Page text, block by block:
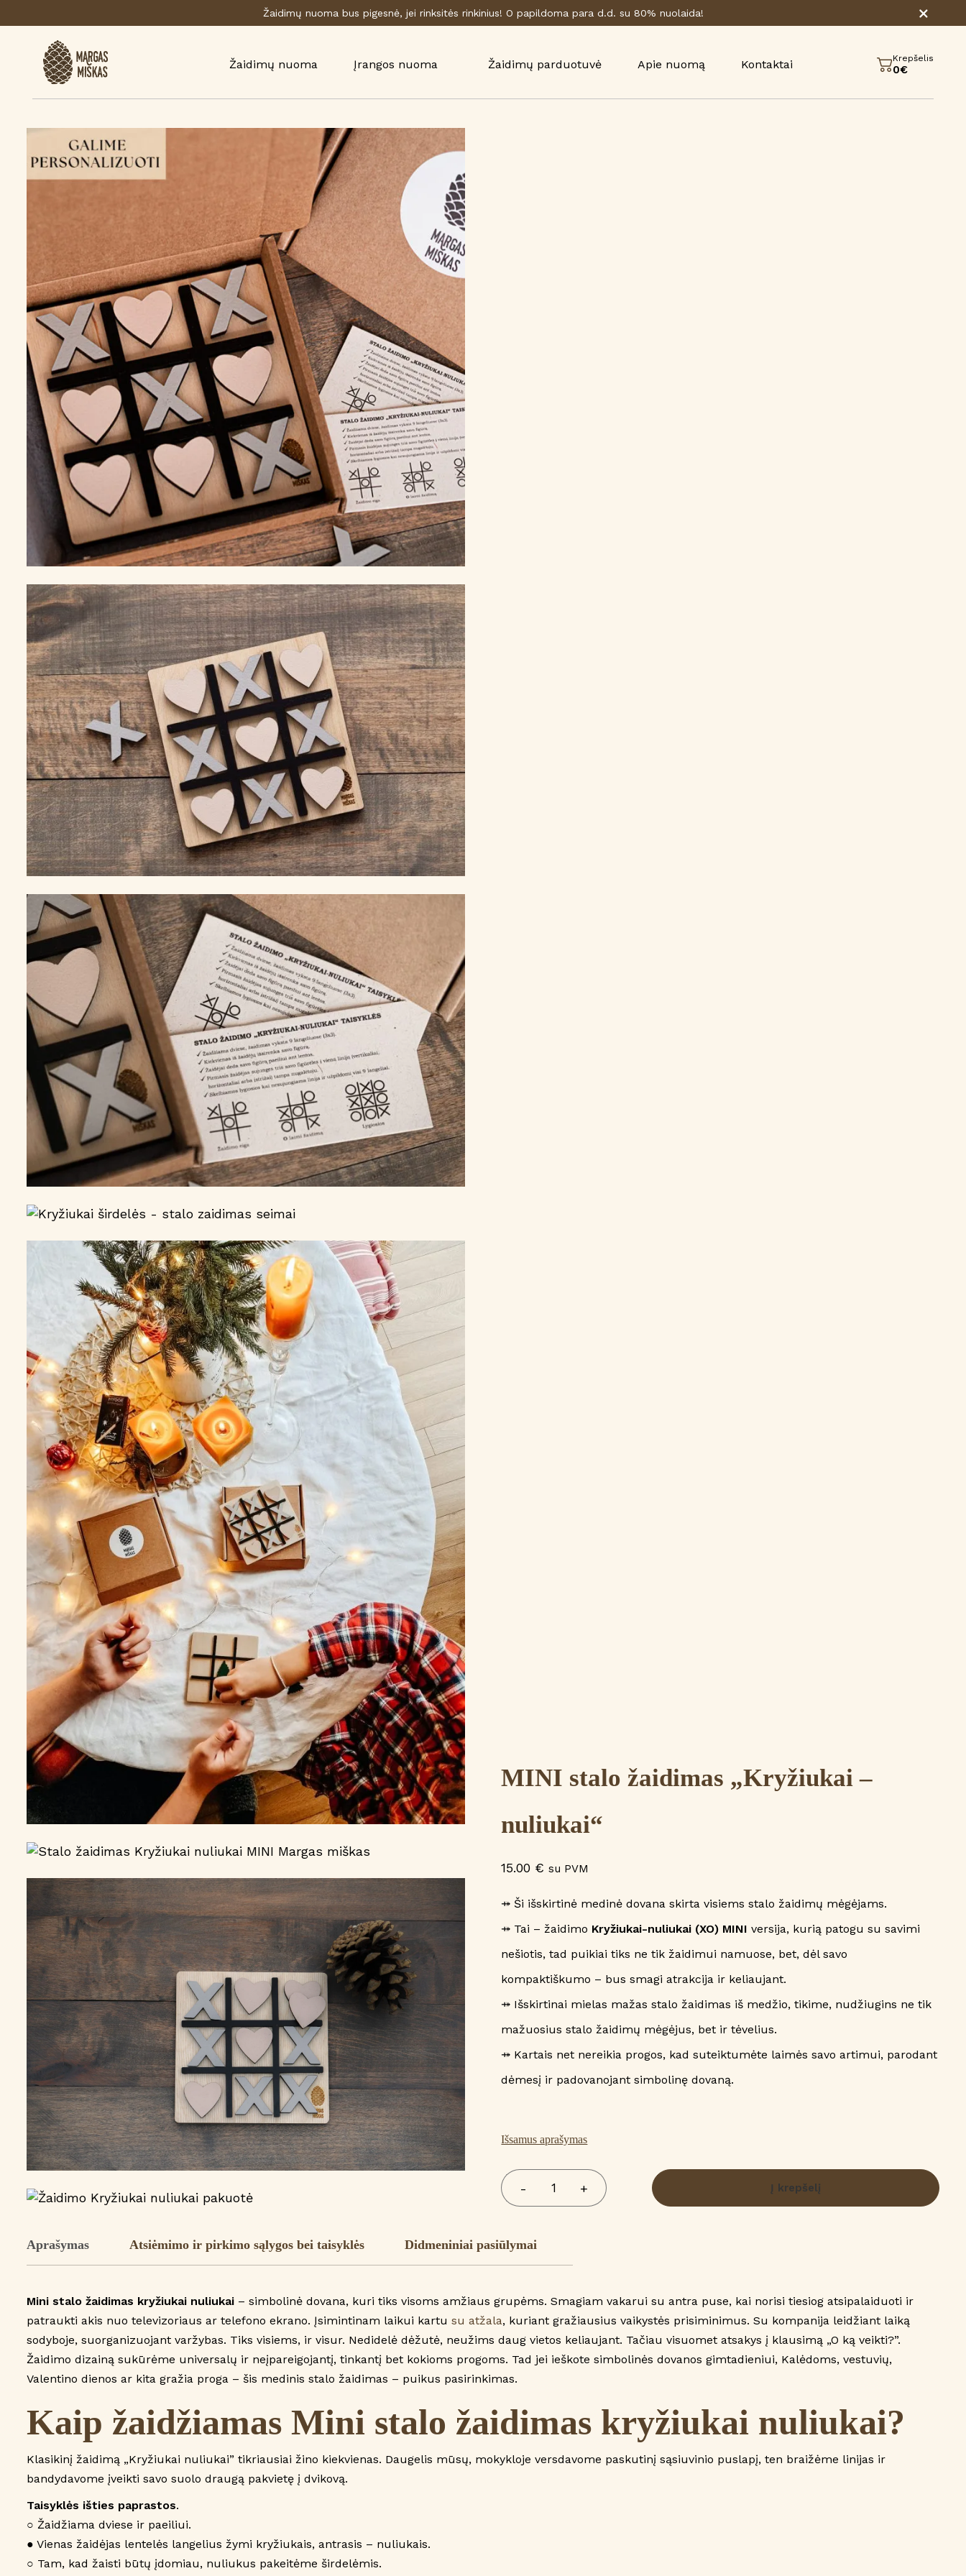
Žaidimų nuoma bus pigesnė, jei rinksitės rinkinius! O papildoma para d.d. su 80% nuolaida!
Žaidimų nuoma Įrangos nuoma Žaidimų parduotuvė Apie nuomą Kontaktai Krepšelis
0€
MINI stalo žaidimas „Kryžiukai –
nuliukai“
15.00 € su PVM
⤀ Ši išskirtinė medinė dovana skirta visiems stalo žaidimų mėgėjams.
⤀ Tai – žaidimo Kryžiukai-nuliukai (XO) MINI versija, kurią patogu su savimi
nešiotis, tad puikiai tiks ne tik žaidimui namuose, bet, dėl savo
kompaktiškumo – bus smagi atrakcija ir keliaujant.
⤀ Išskirtinai mielas mažas stalo žaidimas iš medžio, tikime, nudžiugins ne tik
mažuosius stalo žaidimų mėgėjus, bet ir tėvelius.
⤀ Kartais net nereikia progos, kad suteiktumėte laimės savo artimui, parodant
dėmesį ir padovanojant simbolinę dovaną.
Išsamus aprašymas
-
kiekis:
žaidimas
„Kryžiukai
nuliukai“
+ Į krepšelį
Aprašymas Atsiėmimo ir pirkimo sąlygos bei taisyklės Didmeniniai pasiūlymai
Mini stalo žaidimas kryžiukai nuliukai – simbolinė dovana, kuri tiks visoms amžiaus grupėms. Smagiam vakarui su antra puse, kai norisi tiesiog atsipalaiduoti ir
patraukti akis nuo televizoriaus ar telefono ekrano. Įsimintinam laikui kartu su atžala, kuriant gražiausius vaikystės prisiminimus. Su kompanija leidžiant laiką
sodyboje, suorganizuojant varžybas. Tiks visiems, ir visur. Nedidelė dėžutė, neužims daug vietos keliaujant. Tačiau visuomet atsakys į klausimą „O ką veikti?”.
Žaidimo dizainą sukūrėme universalų ir neįpareigojantį, tinkantį bet kokioms progoms. Tad jei ieškote simbolinės dovanos gimtadieniui, Kalėdoms, vestuvių,
Valentino dienos ar kita gražia proga – šis medinis stalo žaidimas – puikus pasirinkimas.
Kaip žaidžiamas Mini stalo žaidimas kryžiukai nuliukai?
Klasikinį žaidimą „Kryžiukai nuliukai” tikriausiai žino kiekvienas. Daugelis mūsų, mokykloje versdavome paskutinį sąsiuvinio puslapį, ten braižėme linijas ir
bandydavome įveikti savo suolo draugą pakvietę į dvikovą.
Taisyklės išties paprastos.
○ Žaidžiama dviese ir paeiliui.
● Vienas žaidėjas lentelės langelius žymi kryžiukais, antrasis – nuliukais.
○ Tam, kad žaisti būtų įdomiau, nuliukus pakeitėme širdelėmis.